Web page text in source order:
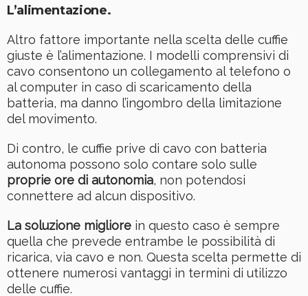
L’alimentazione.
Altro fattore importante nella scelta delle cuffie
giuste è l’alimentazione. I modelli comprensivi di
cavo consentono un collegamento al telefono o
al computer in caso di scaricamento della
batteria, ma danno l’ingombro della limitazione
del movimento.
Di contro, le cuffie prive di cavo con batteria
autonoma possono solo contare solo sulle
proprie ore di autonomia, non potendosi
connettere ad alcun dispositivo.
La soluzione migliore in questo caso è sempre
quella che prevede entrambe le possibilità di
ricarica, via cavo e non. Questa scelta permette di
ottenere numerosi vantaggi in termini di utilizzo
delle cuffie.